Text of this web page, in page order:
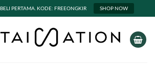
PERTAMA. KODE: FREEONGKIR SHOP NOW